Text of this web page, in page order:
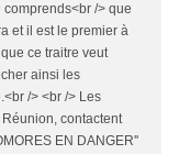
comprends<br /> que
et il est le premier à
ce traitre veut
ainsi les
/> <br /> Les
contactent
EN DANGER''